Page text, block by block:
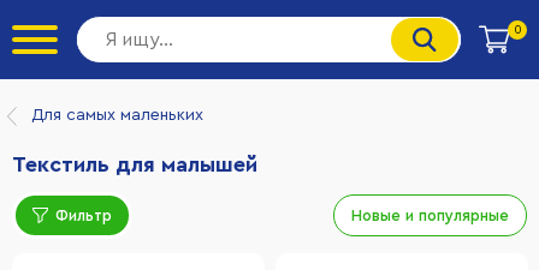
0
Для самых маленьких
Текстиль для малышей
Фильтр Новые и популярные